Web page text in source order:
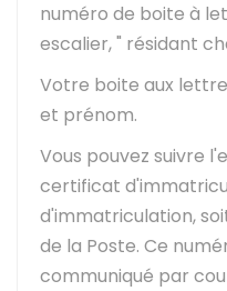
numéro de boite à
escalier, " résidant
Votre boite aux
et prénom.
Vous pouvez suivre
certificat
d'immatriculation,
de la Poste. Ce
communiqué par